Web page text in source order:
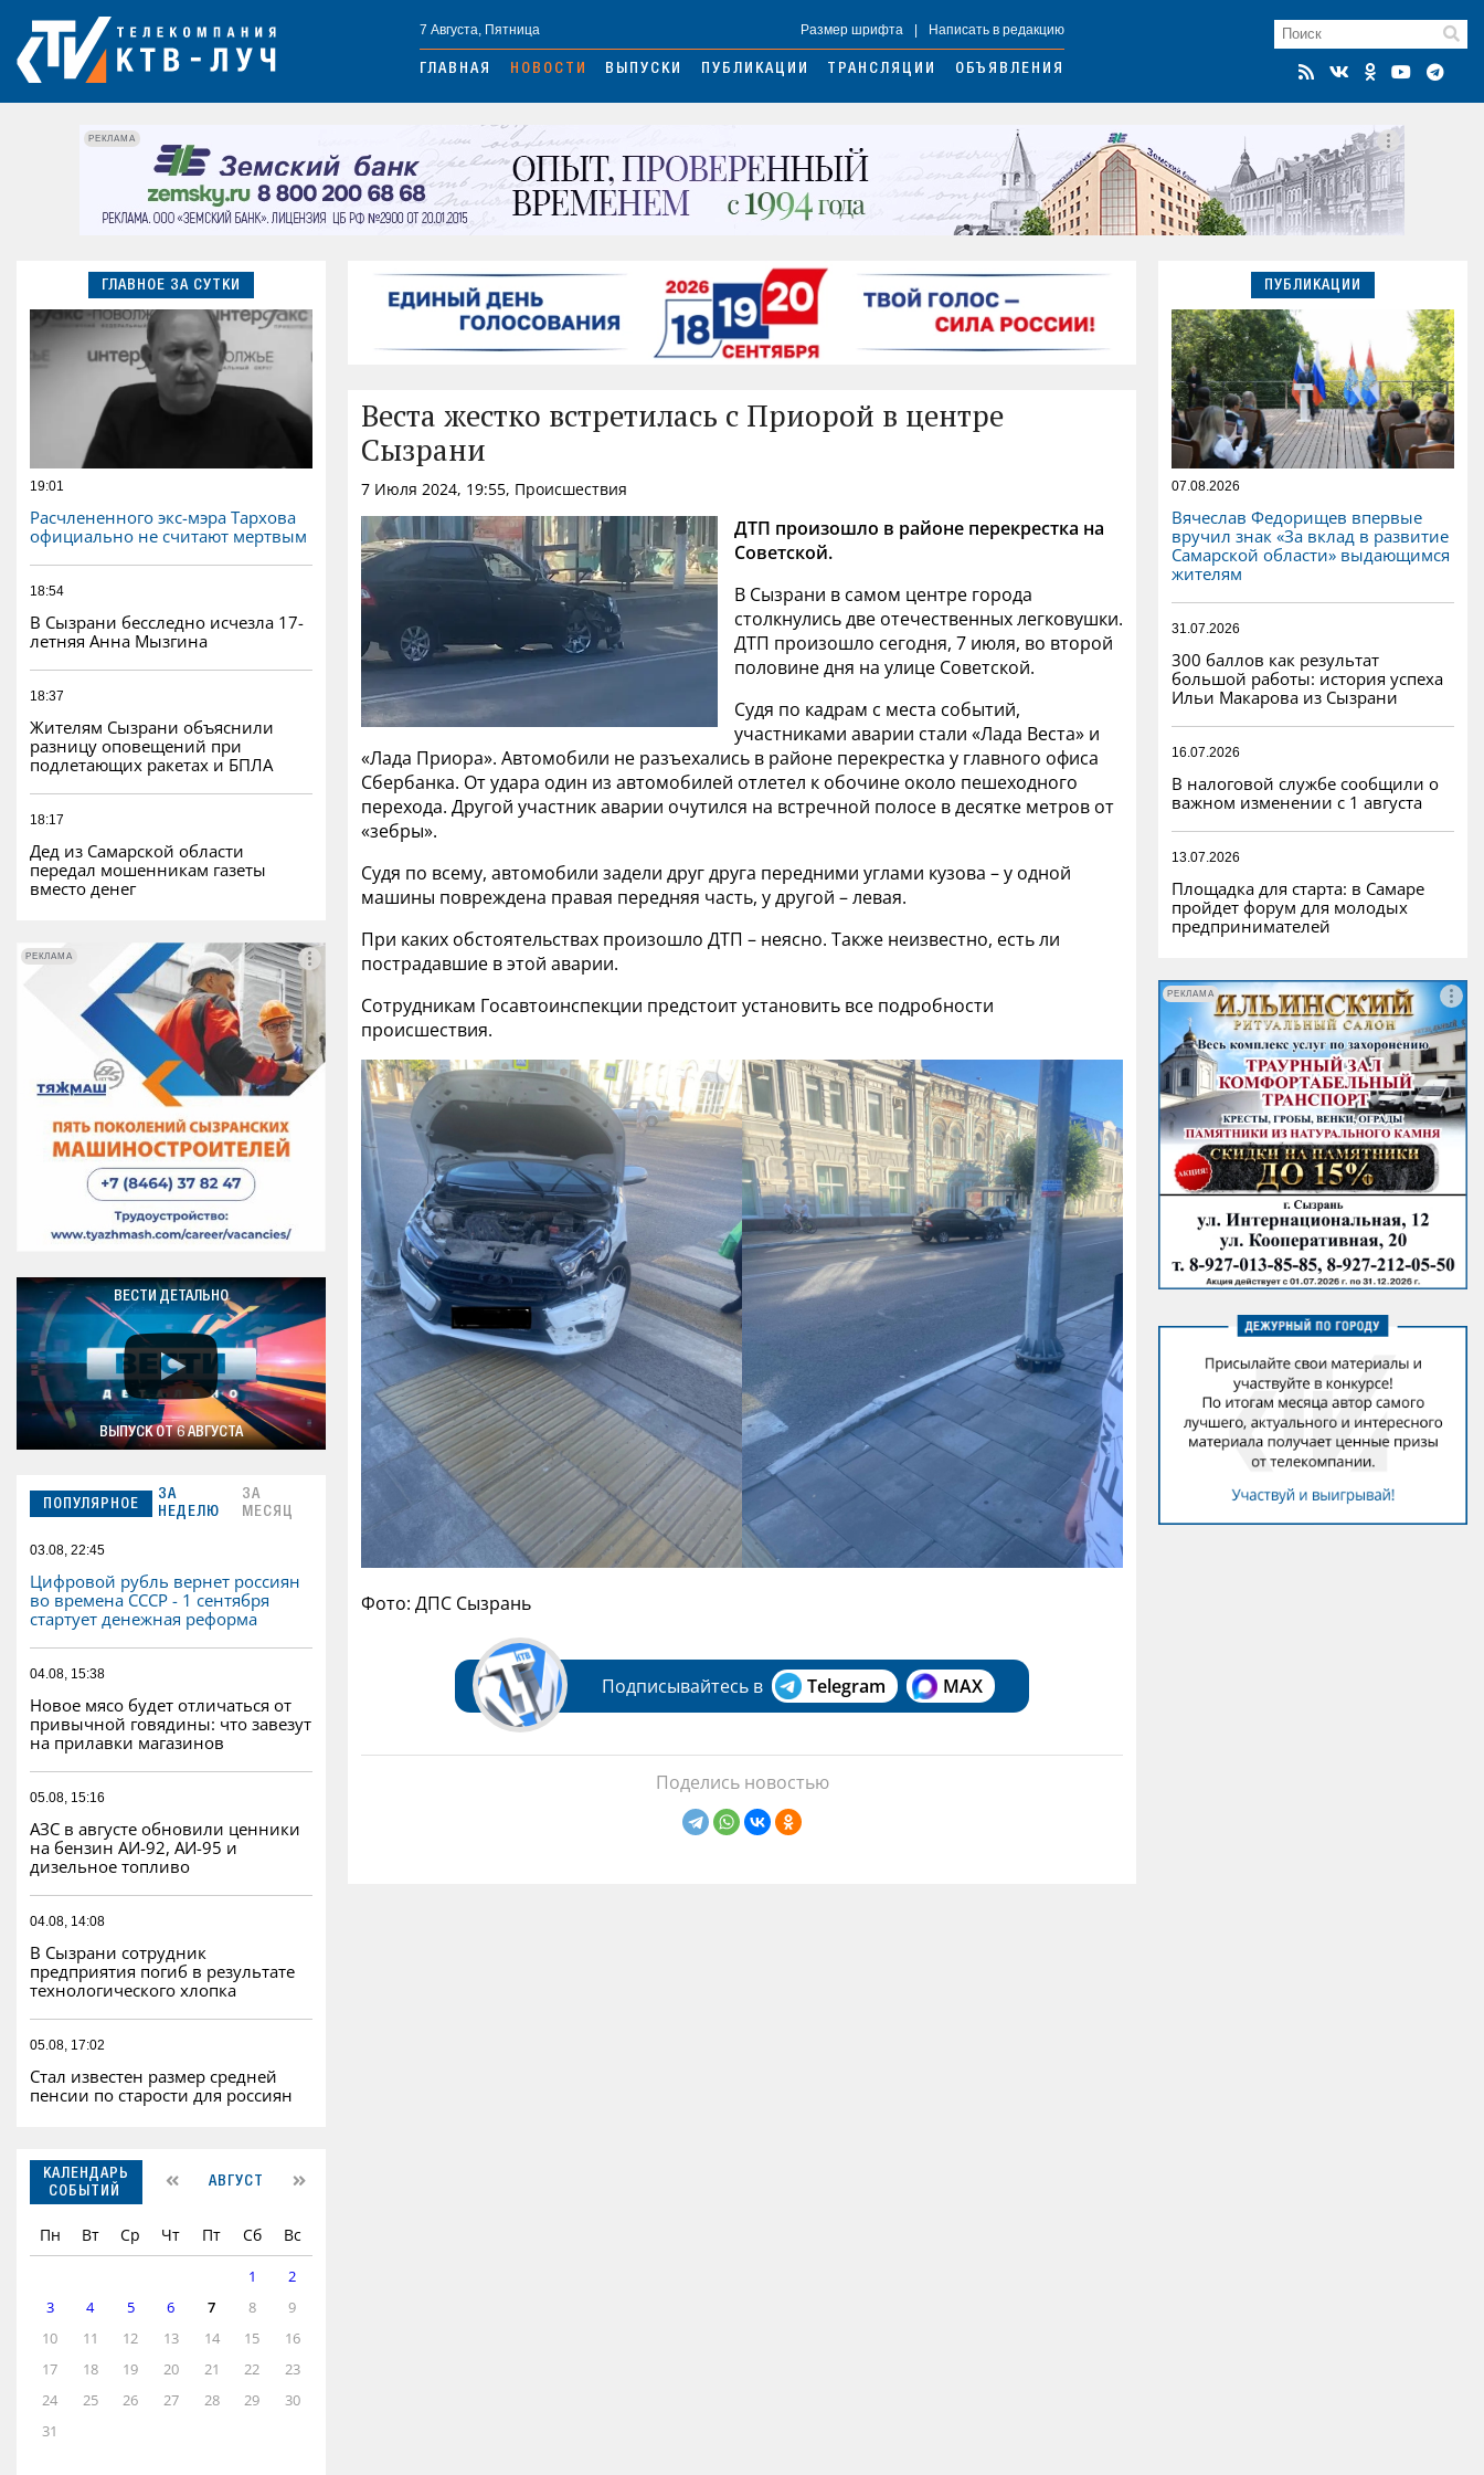
7 Августа, Пятница Размер шрифта Написать в редакцию
ГЛАВНАЯ НОВОСТИ ВЫПУСКИ ПУБЛИКАЦИИ ТРАНСЛЯЦИИ ОБЪЯВЛЕНИЯ
РЕКЛАМА
ГЛАВНОЕ ЗА СУТКИ
19:01
Расчлененного экс-мэра Тархова
официально не считают мертвым
18:54
В Сызрани бесследно исчезла 17-
летняя Анна Мызгина
18:37
Жителям Сызрани объяснили
разницу оповещений при
подлетающих ракетах и БПЛА
18:17
Дед из Самарской области
передал мошенникам газеты
вместо денег
РЕКЛАМА РЕКЛАМА
ВЕСТИ ДЕТАЛЬНО
ВЫПУСК ОТ 6 АВГУСТА
ПОПУЛЯРНОЕ
ЗА
НЕДЕЛЮ
ЗА
МЕСЯЦ
03.08, 22:45
Цифровой рубль вернет россиян
во времена СССР - 1 сентября
стартует денежная реформа
04.08, 15:38
Новое мясо будет отличаться от
привычной говядины: что завезут
на прилавки магазинов
05.08, 15:16
АЗС в августе обновили ценники
на бензин АИ-92, АИ-95 и
дизельное топливо
04.08, 14:08
В Сызрани сотрудник
предприятия погиб в результате
технологического хлопка
05.08, 17:02
Стал известен размер средней
пенсии по старости для россиян
КАЛЕНДАРЬ
СОБЫТИЙ
АВГУСТ
Пн Вт Ср Чт Пт Сб Вс
1
2
3
4 5 6 7 8
9
10
11 12 13 14 15
16
17
18 19 20 21 22
23
24
25 26 27 28 29
30
31
Веста жестко встретилась с Приорой в центре
Сызрани
7 Июля 2024, 19:55, Происшествия
ДТП произошло в районе перекрестка на
Советской.
В Сызрани в самом центре города
столкнулись две отечественных легковушки.
ДТП произошло сегодня, 7 июля, во второй
половине дня на улице Советской.
Судя по кадрам с места событий,
участниками аварии стали «Лада Веста» и
«Лада Приора». Автомобили не разъехались в районе перекрестка у главного офиса
Сбербанка. От удара один из автомобилей отлетел к обочине около пешеходного
перехода. Другой участник аварии очутился на встречной полосе в десятке метров от
«зебры».
Судя по всему, автомобили задели друг друга передними углами кузова – у одной
машины повреждена правая передняя часть, у другой – левая.
При каких обстоятельствах произошло ДТП – неясно. Также неизвестно, есть ли
пострадавшие в этой аварии.
Сотрудникам Госавтоинспекции предстоит установить все подробности
происшествия.
Фото: ДПС Сызрань
Подписывайтесь в Telegram MAX
Поделись новостью
ПУБЛИКАЦИИ
07.08.2026
Вячеслав Федорищев впервые
вручил знак «За вклад в развитие
Самарской области» выдающимся
жителям
31.07.2026
300 баллов как результат
большой работы: история успеха
Ильи Макарова из Сызрани
16.07.2026
В налоговой службе сообщили о
важном изменении с 1 августа
13.07.2026
Площадка для старта: в Самаре
пройдет форум для молодых
предпринимателей
РЕКЛАМА